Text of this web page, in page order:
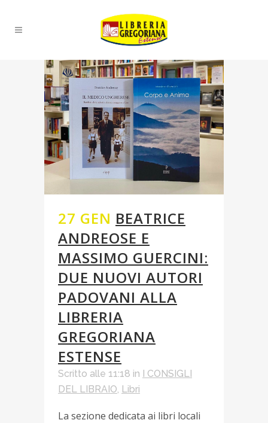
27 GEN BEATRICE
ANDREOSE E
MASSIMO GUERCINI:
DUE NUOVI AUTORI
PADOVANI ALLA
LIBRERIA
GREGORIANA
ESTENSE
Scritto alle 11:18 in I CONSIGLI
DEL LIBRAIO, Libri
La sezione dedicata ai libri locali